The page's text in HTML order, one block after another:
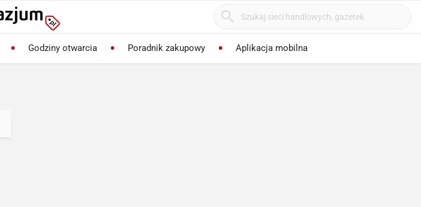
Godziny otwarcia Poradnik zakupowy Aplikacja mobilna